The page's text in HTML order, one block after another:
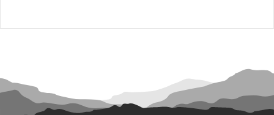
27,50 €.24,75 €.